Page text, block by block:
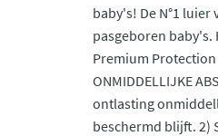
baby's! De N°1
pasgeboren baby's.
Premium
ONMIDDELLIJKE
ontlasting
beschermd blijft. 2)